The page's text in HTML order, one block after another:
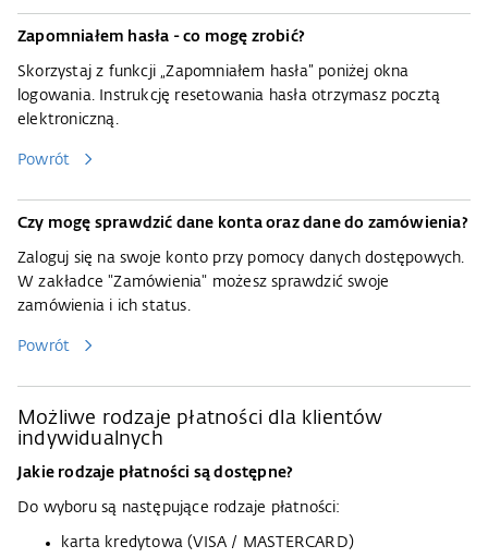
Zapomniałem hasła - co mogę zrobić?
Skorzystaj z funkcji „Zapomniałem hasła” poniżej okna
logowania. Instrukcję resetowania hasła otrzymasz pocztą
elektroniczną.
Powrót
Czy mogę sprawdzić dane konta oraz dane do zamówienia?
Zaloguj się na swoje konto przy pomocy danych dostępowych.
W zakładce "Zamówienia" możesz sprawdzić swoje
zamówienia i ich status.
Powrót
Możliwe rodzaje płatności dla klientów
indywidualnych
Jakie rodzaje płatności są dostępne?
​​​​Do wyboru są następujące rodzaje płatności:​​​
karta kredytowa (VISA / MASTERCARD)